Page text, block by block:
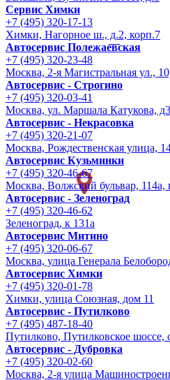
Сервис Химки
+7 (495) 320-17-13
Химки, Нагорное ш., д.2, корп.7
Автосервис Полежаевская
+7 (495) 320-23-48
Москва, 2-я Магистральная ул.,
Автосервис - Строгино
+7 (495) 320-03-41
Москва, ул. Маршала Катукова,
Автосервис - Некрасовка
+7 (495) 320-21-07
Москва, Рождественская улица,
Автосервис Кузьминки
+7 (495) 320-46-67
Москва, Волжский бульвар, 114а,
Автосервис - Зеленоград
+7 (495) 320-46-62
Зеленоград, к 131а
Автосервис Митино
+7 (495) 320-06-67
Москва, улица Генерала
Автосервис Химки
+7 (495) 320-01-78
Химки, улица Союзная, дом 11
Автосервис - Путилково
+7 (495) 487-18-40
Путилково, Путилковское шоссе,
Автосервис - Дубровка
+7 (495) 320-02-60
Москва, 2-я улица